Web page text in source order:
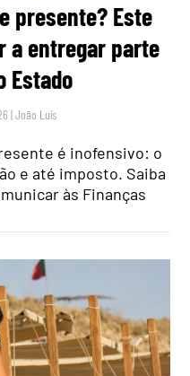
presente? Este
a entregar parte
Estado
|João Luís
é inofensivo: o
e até imposto. Saiba
às Finanças